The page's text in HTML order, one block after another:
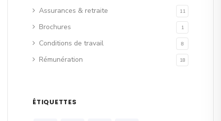
Assurances & retraite 11
Brochures 1
Conditions de travail 8
Rémunération 18
ÉTIQUETTES